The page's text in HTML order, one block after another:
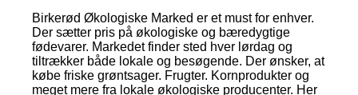
Birkerød Økologiske Marked er et must for enhver.
Der sætter pris på økologiske og bæredygtige
fødevarer. Markedet finder sted hver lørdag og
tiltrækker både lokale og besøgende. Der ønsker, at
købe friske grøntsager. Frugter. Kornprodukter og
meget mere fra lokale økologiske producenter. Her